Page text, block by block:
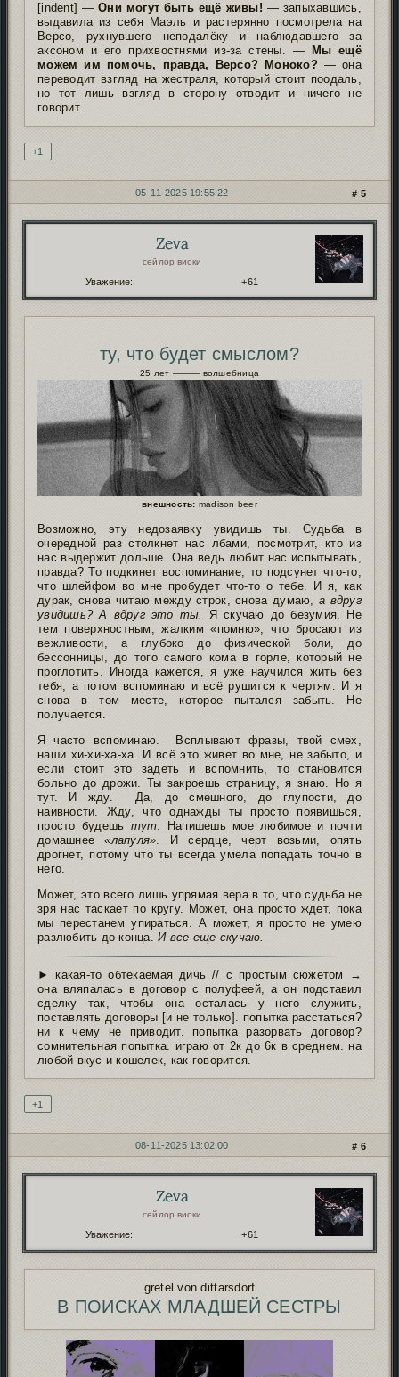
[indent] —Они могут быть ещё живы! — запыхавшись,
выдавила из себя Маэль и растерянно посмотрела на
Версо, рухнувшего неподалёку и наблюдавшего за
аксоном и его прихвостнями из-за стены. —
Мы ещё
можем им помочь, правда, Версо? Моноко?— она
переводит взгляд на жестраля, который стоит поодаль,
но тот лишь взгляд в сторону отводит и ничего не
говорит.
+1
5
05-11-2025 19:55:22
Zeva
сейлор виски
Уважение: +61
ту, что будет смыслом?
25 лет ——— волшебница
внешность: madison beer
Возможно, эту недозаявку увидишь ты. Судьба в
очередной раз столкнет нас лбами, посмотрит, кто из
нас выдержит дольше. Она ведь любит нас испытывать,
правда? То подкинет воспоминание, то подсунет что-то,
что шлейфом во мне пробудет что-то о тебе. И я, как
дурак, снова читаю между строк, снова думаю, а вдруг
увидишь? А вдруг это ты.
Я скучаю до безумия. Не
тем поверхностным, жалким «помню», что бросают из
вежливости, а глубоко до физической боли, до
бессонницы, до того самого кома в горле, который не
проглотить. Иногда кажется, я уже научился жить без
тебя, а потом вспоминаю и всё рушится к чертям. И я
снова в том месте, которое пытался забыть. Не
получается.
Я часто вспоминаю. Всплывают фразы, твой смех,
наши хи-хи-ха-ха. И всё это живет во мне, не забыто, и
если стоит это задеть и вспомнить, то становится
больно до дрожи. Ты закроешь страницу, я знаю. Но я
тут. И жду. Да, до смешного, до глупости, до
наивности. Жду, что однажды ты просто появишься,
просто будешь тут. Напишешь мое любимое и почти
домашнее«лапуля». И сердце, черт возьми, опять
дрогнет, потому что ты всегда умела попадать точно в
него.
Может, это всего лишь упрямая вера в то, что судьба не
зря нас таскает по кругу. Может, она просто ждет, пока
мы перестанем упираться. А может, я просто не умею
разлюбить до конца.И все еще скучаю.
► какая-то обтекаемая дичь // с простым сюжетом →
она вляпалась в договор с полуфеей, а он подставил
сделку так, чтобы она осталась у него служить,
поставлять договоры [и не только]. попытка расстаться?
ни к чему не приводит. попытка разорвать договор?
сомнительная попытка. играю от 2к до 6к в среднем. на
любой вкус и кошелек, как говорится.
+1
6
08-11-2025 13:02:00
Zeva
сейлор виски
Уважение: +61
gretel von dittarsdorf
В ПОИСКАХ МЛАДШЕЙ СЕСТРЫ